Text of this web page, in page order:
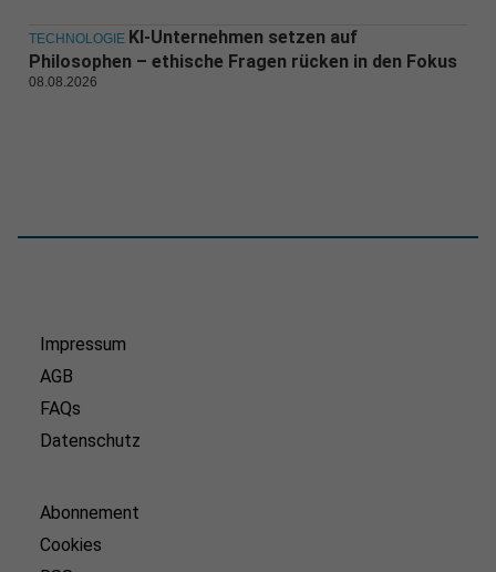
TECHNOLOGIE KI-Unternehmen setzen auf
Philosophen – ethische Fragen rücken in den Fokus
08.08.2026
Impressum
AGB
FAQs
Datenschutz
Abonnement
Cookies